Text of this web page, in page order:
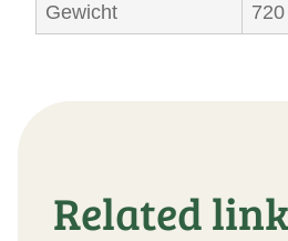
Gewicht
Related